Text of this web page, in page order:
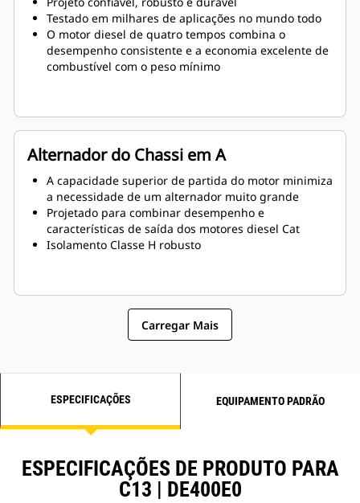
Testado em milhares de aplicações no mundo todo
O motor diesel de quatro tempos combina o
desempenho consistente e a economia excelente de
combustível com o peso mínimo
Alternador do Chassi em A
A capacidade superior de partida do motor minimiza
a necessidade de um alternador muito grande
Projetado para combinar desempenho e
características de saída dos motores diesel Cat
Isolamento Classe H robusto
Carregar Mais
ESPECIFICAÇÕES EQUIPAMENTO PADRÃO
ESPECIFICAÇÕES DE PRODUTO PARA
C13 | DE400E0